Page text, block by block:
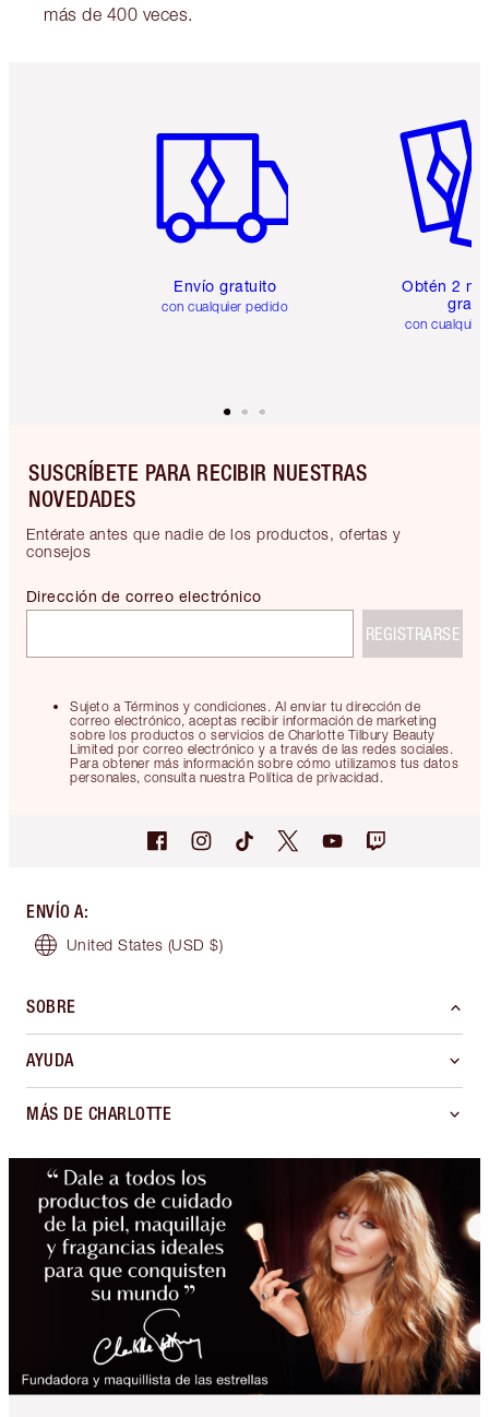
más de 400 veces.
Envío gratuito
con cualquier pedido
Obtén 2
gratis
con
SUSCRÍBETE PARA RECIBIR NUESTRAS
NOVEDADES
Entérate antes que nadie de los productos, ofertas y
consejos
Sujeto a Términos y condiciones. Al enviar tu dirección de
correo electrónico, aceptas recibir información de marketing
sobre los productos o servicios de Charlotte Tilbury Beauty
Limited por correo electrónico y a través de las redes sociales.
Para obtener más información sobre cómo utilizamos tus datos
personales, consulta nuestra Política de privacidad.
Dirección de correo electrónico
REGISTRARSE
ENVÍO A:
United States (USD $)
SOBRE
AYUDA
MÁS DE CHARLOTTE